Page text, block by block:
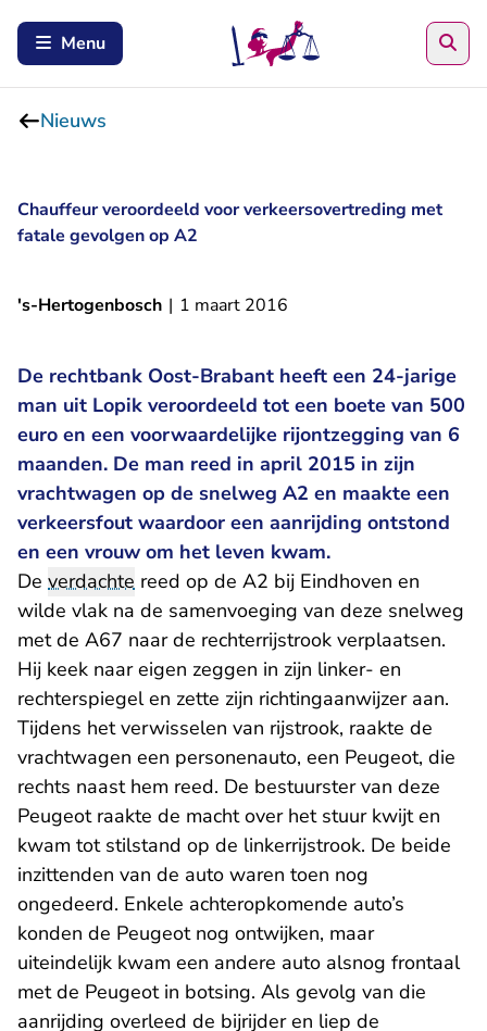
Menu
Nieuws
Chauffeur veroordeeld voor verkeersovertreding met
fatale gevolgen op A2
's-Hertogenbosch | 1 maart 2016
De rechtbank Oost-Brabant heeft een 24-jarige
man uit Lopik veroordeeld tot een boete van 500
euro en een voorwaardelijke rijontzegging van 6
maanden. De man reed in april 2015 in zijn
vrachtwagen op de snelweg A2 en maakte een
verkeersfout waardoor een aanrijding ontstond
en een vrouw om het leven kwam.
De verdachte reed op de A2 bij Eindhoven en
wilde vlak na de samenvoeging van deze snelweg
met de A67 naar de rechterrijstrook verplaatsen.
Hij keek naar eigen zeggen in zijn linker- en
rechterspiegel en zette zijn richtingaanwijzer aan.
Tijdens het verwisselen van rijstrook, raakte de
vrachtwagen een personenauto, een Peugeot, die
rechts naast hem reed. De bestuurster van deze
Peugeot raakte de macht over het stuur kwijt en
kwam tot stilstand op de linkerrijstrook. De beide
inzittenden van de auto waren toen nog
ongedeerd. Enkele achteropkomende auto’s
konden de Peugeot nog ontwijken, maar
uiteindelijk kwam een andere auto alsnog frontaal
met de Peugeot in botsing. Als gevolg van die
aanrijding overleed de bijrijder en liep de